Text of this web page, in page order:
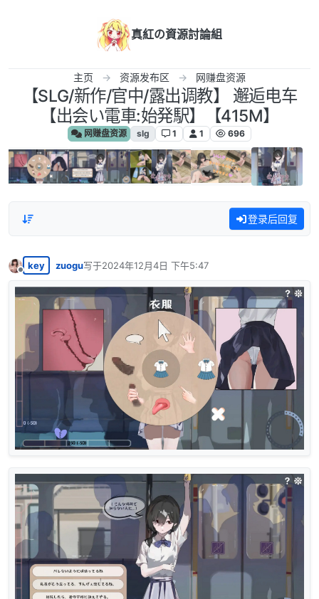
真紅の資源討論組
主页 资源发布区 网赚盘资源
【SLG/新作/官中/露出调教】 邂逅电车
【出会い電車:始発駅】【415M】
网赚盘资源 slg 1 1 696
登录后回复
离线
key zuogu写于2024年12月4日 下午5:47
最后由 编辑